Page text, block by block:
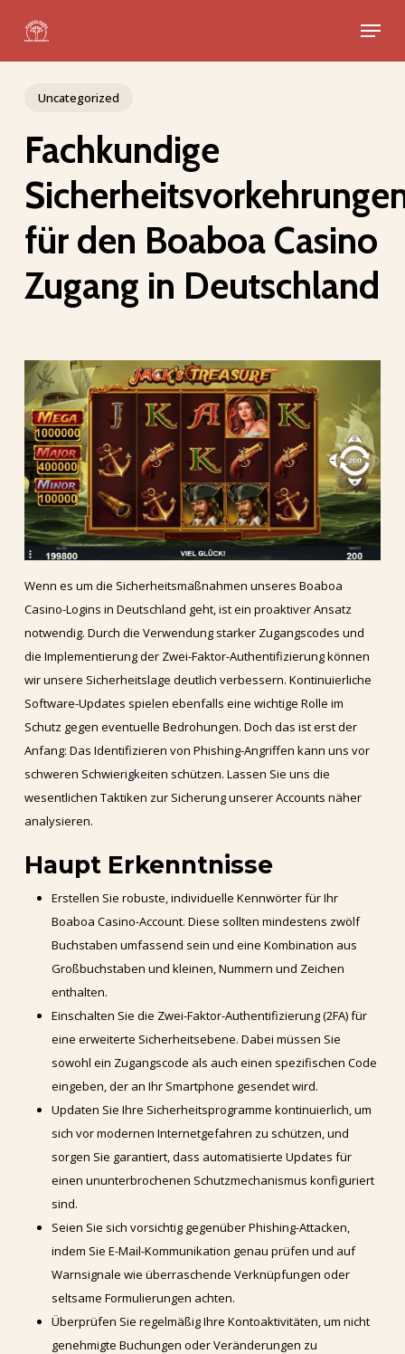
main
Menu
Uncategorized
Fachkundige
für den Boaboa Casino
Zugang in Deutschland
Wenn es um die Sicherheitsmaßnahmen unseres Boaboa
Casino-Logins in Deutschland geht, ist ein proaktiver Ansatz
notwendig. Durch die Verwendung starker Zugangscodes und
die Implementierung der Zwei-Faktor-Authentifizierung können
wir unsere Sicherheitslage deutlich verbessern. Kontinuierliche
Software-Updates spielen ebenfalls eine wichtige Rolle im
Schutz gegen eventuelle Bedrohungen. Doch das ist erst der
Anfang: Das Identifizieren von Phishing-Angriffen kann uns vor
schweren Schwierigkeiten schützen. Lassen Sie uns die
wesentlichen Taktiken zur Sicherung unserer Accounts näher
analysieren.
Haupt Erkenntnisse
Erstellen Sie robuste, individuelle Kennwörter für Ihr
Boaboa Casino-Account. Diese sollten mindestens zwölf
Buchstaben umfassend sein und eine Kombination aus
Großbuchstaben und kleinen, Nummern und Zeichen
enthalten.
Einschalten Sie die Zwei-Faktor-Authentifizierung (2FA) für
eine erweiterte Sicherheitsebene. Dabei müssen Sie
sowohl ein Zugangscode als auch einen spezifischen Code
eingeben, der an Ihr Smartphone gesendet wird.
Updaten Sie Ihre Sicherheitsprogramme kontinuierlich, um
sich vor modernen Internetgefahren zu schützen, und
sorgen Sie garantiert, dass automatisierte Updates für
einen ununterbrochenen Schutzmechanismus konfiguriert
sind.
Seien Sie sich vorsichtig gegenüber Phishing-Attacken,
indem Sie E-Mail-Kommunikation genau prüfen und auf
Warnsignale wie überraschende Verknüpfungen oder
seltsame Formulierungen achten.
Überprüfen Sie regelmäßig Ihre Kontoaktivitäten, um nicht
genehmigte Buchungen oder Veränderungen zu